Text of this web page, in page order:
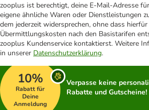
zooplus ist berechtigt, deine E-Mail-Adresse
eigene ähnliche Waren oder Dienstleistungen
dem jederzeit widersprechen, ohne dass
Übermittlungskosten nach den Basistarifen
zooplus Kundenservice kontaktierst. Weitere
in unserer Datenschutzerklärung.
10%
Rabatt für
Deine
Anmeldung
Verpasse keine
Rabatte und Gutscheine!